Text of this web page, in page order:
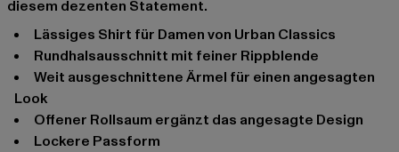
diesem dezenten Statement.
Lässiges Shirt für Damen von Urban Classics
Rundhalsausschnitt mit feiner Rippblende
Weit ausgeschnittene Ärmel für einen angesagten
Look
Offener Rollsaum ergänzt das angesagte Design
Lockere Passform